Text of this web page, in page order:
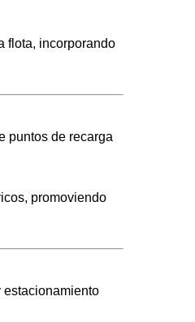
flota, incorporando
puntos de recarga
promoviendo
estacionamiento